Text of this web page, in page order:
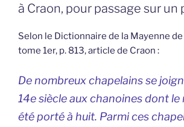
à Craon, pour passage sur un
Selon le Dictionnaire de la Mayenne de
tome 1er, p. 813, article de Craon :
De nombreux chapelains se
14e siècle aux chanoines dont
été porté à huit. Parmi ces